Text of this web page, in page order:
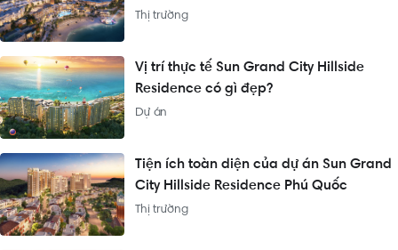
Thị trường
Vị trí thực tế Sun Grand City Hillside
Residence có gì đẹp?
Dự án
Tiện ích toàn diện của dự án Sun Grand
City Hillside Residence Phú Quốc
Thị trường